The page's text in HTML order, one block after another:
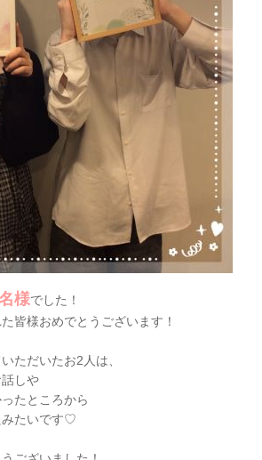
様でした！
皆様おめでとうございます！
ただいたお2人は、
しや
たところから
みたいです♡